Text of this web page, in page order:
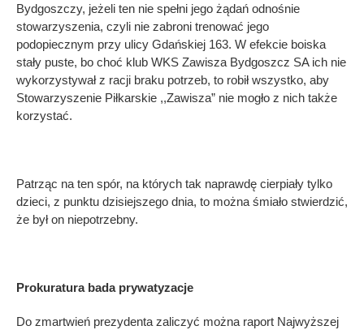
Bydgoszczy, jeżeli ten nie spełni jego żądań odnośnie
stowarzyszenia, czyli nie zabroni trenować jego
podopiecznym przy ulicy Gdańskiej 163. W efekcie boiska
stały puste, bo choć klub WKS Zawisza Bydgoszcz SA ich nie
wykorzystywał z racji braku potrzeb, to robił wszystko, aby
Stowarzyszenie Piłkarskie ,,Zawisza” nie mogło z nich także
korzystać.
Patrząc na ten spór, na których tak naprawdę cierpiały tylko
dzieci, z punktu dzisiejszego dnia, to można śmiało stwierdzić,
że był on niepotrzebny.
Prokuratura bada prywatyzacje
Do zmartwień prezydenta zaliczyć można raport Najwyższej